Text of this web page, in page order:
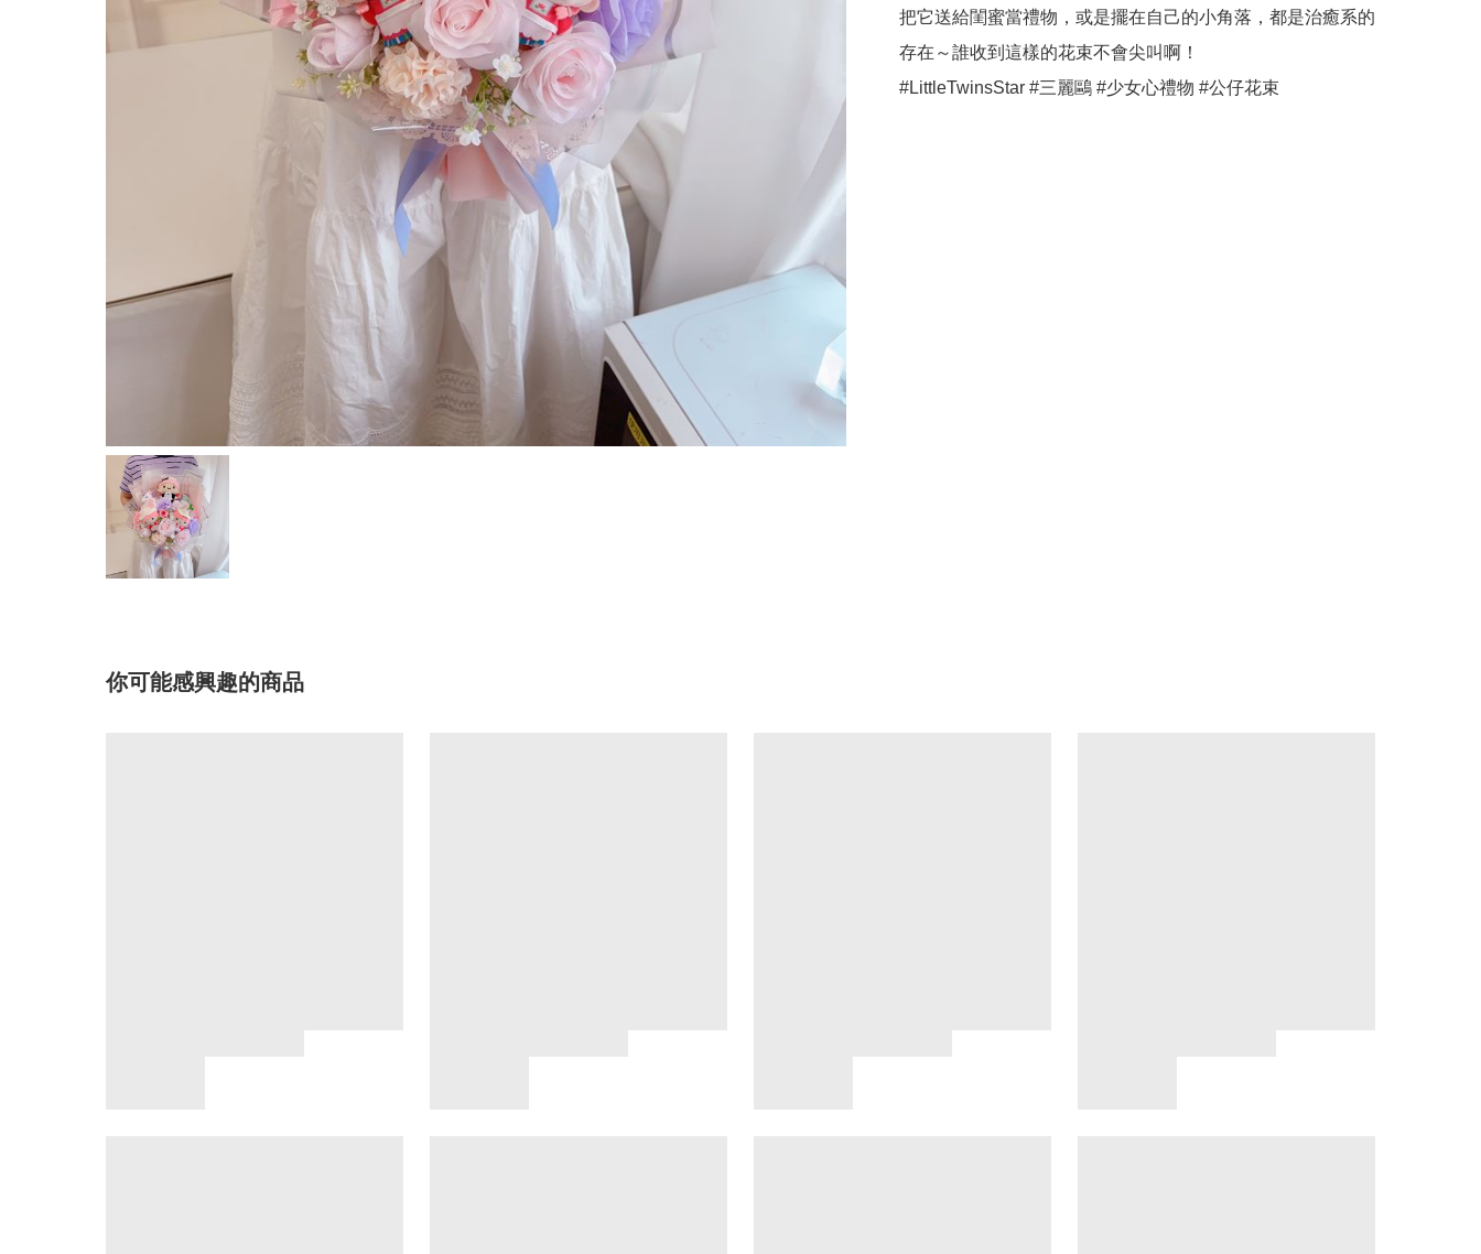
把它送給閨蜜當禮物，或是擺在自己的小角落，都是治癒系的
存在～誰收到這樣的花束不會尖叫啊！
#LittleTwinsStar #三麗鷗 #少女心禮物 #公仔花束
你可能感興趣的商品